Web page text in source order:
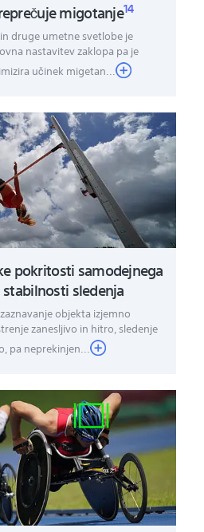
migotanje14
druge umetne svetlobe je
nastavitev zaklopa pa je
učinek migetan...
pokritosti samodejnega
sledenja
objekta izjemno
zanesljivo in hitro, sledenje
pa neprekinjen...